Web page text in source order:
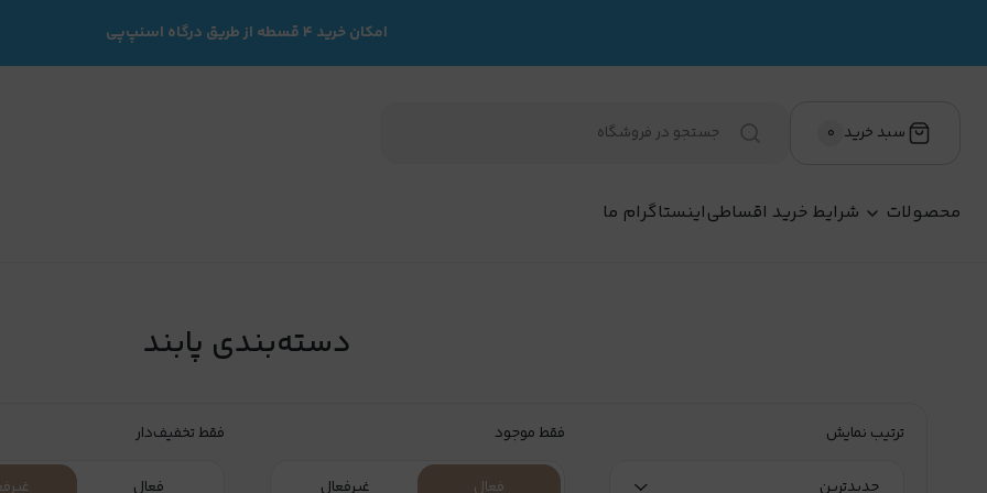
امکان خرید ۴ قسطه از طریق درگاه اسنپ‌پی
سبد خرید ۰
محصولات شرایط خرید اقساطیاینستاگرام ما
دسته‌بندی پابند
ترتیب نمایش
جدیدترین
فقط موجود
فعال غیرفعال
فقط تخفیف‌دار
فعال